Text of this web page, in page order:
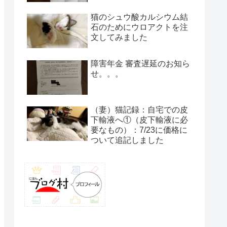
猫のシュウ酸カルシウム結
石のためにウロアクトを注
文してみました
障害年金 審査遅延のお知ら
せ。。。
（妻）猫記録：自宅での皮
下輸液へ①（皮下輸液に必
要なもの）：7/23に価格に
ついて追記しました